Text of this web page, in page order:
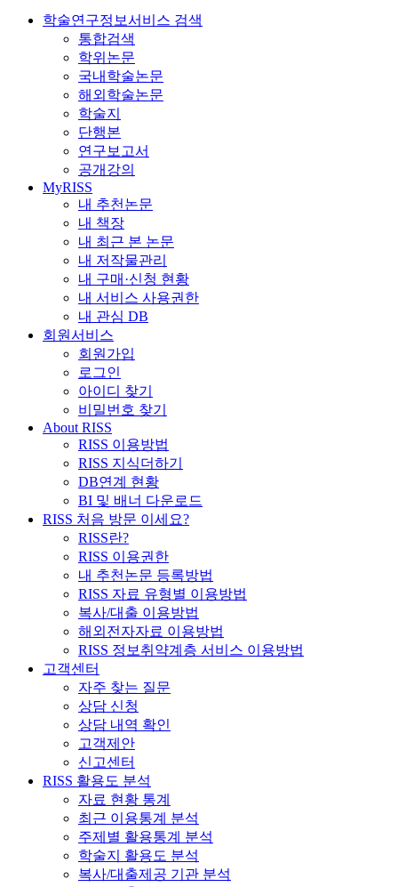
학술연구정보서비스 검색
통합검색
학위논문
국내학술논문
해외학술논문
학술지
단행본
연구보고서
공개강의
MyRISS
내 추천논문
내 책장
내 최근 본 논문
내 저작물관리
내 구매·신청 현황
내 서비스 사용권한
내 관심 DB
회원서비스
회원가입
로그인
아이디 찾기
비밀번호 찾기
About RISS
RISS 이용방법
RISS 지식더하기
DB연계 현황
BI 및 배너 다운로드
RISS 처음 방문 이세요?
RISS란?
RISS 이용권한
내 추천논문 등록방법
RISS 자료 유형별 이용방법
복사/대출 이용방법
해외전자자료 이용방법
RISS 정보취약계층 서비스 이용방법
고객센터
자주 찾는 질문
상담 신청
상담 내역 확인
고객제안
신고센터
RISS 활용도 분석
자료 현황 통계
최근 이용통계 분석
주제별 활용통계 분석
학술지 활용도 분석
복사/대출제공 기관 분석